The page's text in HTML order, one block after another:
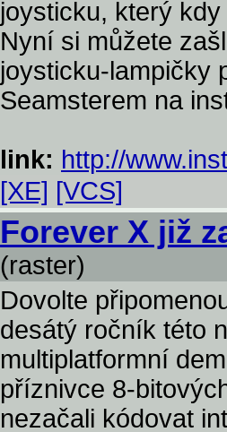
joysticku, který
Nyní si můžete
joysticku-lampičky
Seamsterem na
link: http://
[XE] [VCS]
Forever X již
(raster)
Dovolte
desátý ročník této
multiplatformní
příznivce 8-
nezačali kódovat